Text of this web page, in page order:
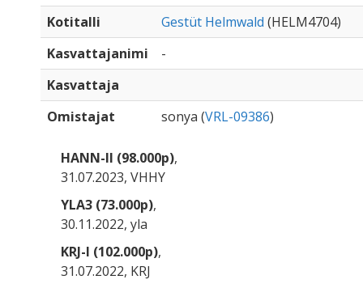
Kotitalli
Gestüt Helmwald (HELM4704)
Kasvattajanimi
-
Kasvattaja
Omistajat
sonya (VRL-09386)
HANN-II (98.000p),
31.07.2023, VHHY
YLA3 (73.000p),
30.11.2022, yla
KRJ-I (102.000p),
31.07.2022, KRJ